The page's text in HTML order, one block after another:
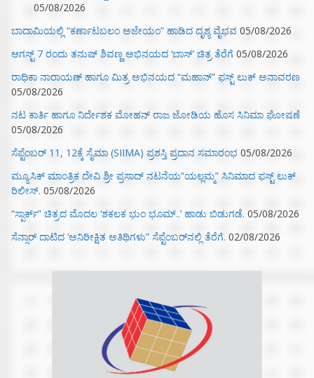
05/08/2026
ಬಾದಾಮಿಯಲ್ಲಿ “ಕರ್ಣಾಟಬಲಂ ಅಜೇಯಂ” ಹಾಡಿದ ದೃಶ್ಯ ವೈಭವ 05/08/2026
ಆಗಸ್ಟ್ 7 ರಂದು ತನುಷ್ ಶಿವಣ್ಣ ಅಭಿನಯದ ‘ಬಾಸ್’ ಚಿತ್ರ ತೆರೆಗೆ 05/08/2026
ರಾಧಿಕಾ ನಾರಾಯಣ್ ಹಾಗೂ ಮಿತ್ರ ಅಭಿನಯದ “ಮಹಾನ್” ಫಸ್ಟ್ ಲುಕ್ ಅನಾವರಣ
05/08/2026
ನಟ ಕಾರ್ತಿ ಹಾಗೂ ನಿರ್ದೇಶಕ ಮೋಹನ್ ರಾಜ ಜೋಡಿಯ ಹೊಸ ಸಿನಿಮಾ ಘೋಷಣೆ
05/08/2026
ಸೆಪ್ಟೆಂಬರ್ 11, 12ಕ್ಕೆ ಸೈಮಾ (SIIMA) ಪ್ರಶಸ್ತಿ ಪ್ರದಾನ ಸಮಾರಂಭ 05/08/2026
ಮ್ಯೂಸಿಕ್‌ ಮಾಂತ್ರಿಕ ದೇವಿ ಶ್ರೀ ಪ್ರಸಾದ್ ನಟನೆಯ”ಯಲ್ಲಮ್ಮ” ಸಿನಿಮಾದ ಫಸ್ಟ್‌ ಲುಕ್‌
ರಿಲೀಸ್. 05/08/2026
“ಸ್ಪಾರ್ಕ್” ಚಿತ್ರದ ಮೊದಲ‌ ‘ಶಕಲಕ ಭುಂ‌ ಭೂಮ್..’ ಹಾಡು ಬಿಡುಗಡೆ. 05/08/2026
ಸೆನ್ಸಾರ್ ದಾಟಿದ ‘ಅನಿರೀಕ್ಷಿತ ಅತಿಥಿಗಳು” ಸೆಪ್ಟೆಂಬರ್‌ನಲ್ಲಿ ತೆರೆಗೆ. 02/08/2026